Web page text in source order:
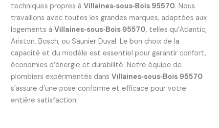
techniques propres à Villaines‑sous‑Bois 95570. Nous
travaillons avec toutes les grandes marques, adaptées aux
logements à Villaines‑sous‑Bois 95570, telles qu’Atlantic,
Ariston, Bosch, ou Saunier Duval. Le bon choix de la
capacité et du modèle est essentiel pour garantir confort,
économies d’énergie et durabilité. Notre équipe de
plombiers expérimentés dans Villaines‑sous‑Bois 95570
s’assure d’une pose conforme et efficace pour votre
entière satisfaction.